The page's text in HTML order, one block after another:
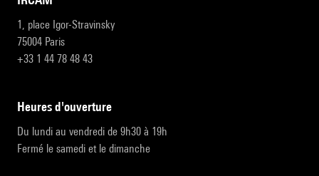
1, place Igor-Stravinsky
75004 Paris
+33 1 44 78 48 43
heures d'ouverture
Du lundi au vendredi de 9h30 à 19h
Fermé le samedi et le dimanche